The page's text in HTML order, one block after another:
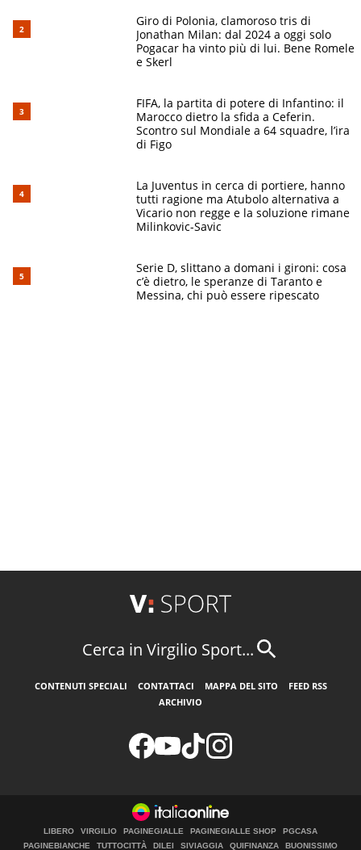
Giro di Polonia, clamoroso tris di
Jonathan Milan: dal 2024 a oggi solo
Pogacar ha vinto più di lui. Bene Romele
e Skerl
FIFA, la partita di potere di Infantino: il
Marocco dietro la sfida a Ceferin.
Scontro sul Mondiale a 64 squadre, l’ira
di Figo
La Juventus in cerca di portiere, hanno
tutti ragione ma Atubolo alternativa a
Vicario non regge e la soluzione rimane
Milinkovic-Savic
Serie D, slittano a domani i gironi: cosa
c’è dietro, le speranze di Taranto e
Messina, chi può essere ripescato
Cerca in Virgilio Sport...
CONTENUTI SPECIALI CONTATTACI MAPPA DEL SITO
FEED RSS
ARCHIVIO
LIBERO VIRGILIO PAGINEGIALLE PAGINEGIALLE SHOP
PGCASA
PAGINEBIANCHE
TUTTOCITTÀ DILEI SIVIAGGIA QUIFINANZA BUONISSIMO